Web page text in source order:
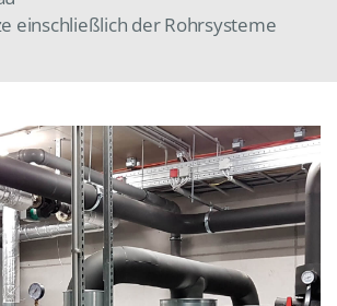
einschließlich der Rohrsysteme